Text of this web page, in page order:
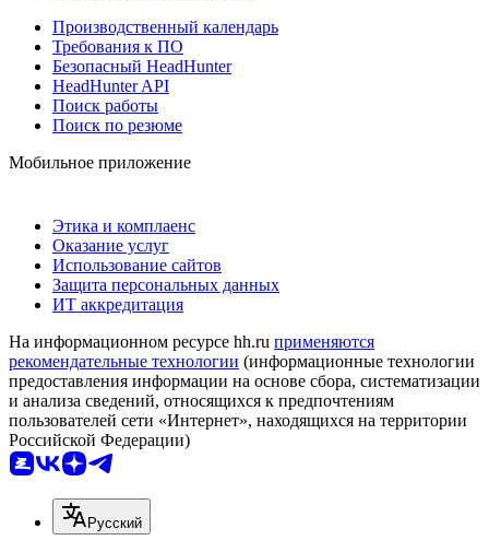
Производственный календарь
Требования к ПО
Безопасный HeadHunter
HeadHunter API
Поиск работы
Поиск по резюме
Мобильное приложение
Этика и комплаенс
Оказание услуг
Использование сайтов
Защита персональных данных
ИТ аккредитация
На информационном ресурсе hh.ru применяются
рекомендательные технологии (информационные технологии
предоставления информации на основе сбора, систематизации
и анализа сведений, относящихся к предпочтениям
пользователей сети «Интернет», находящихся на территории
Российской Федерации)
Русский